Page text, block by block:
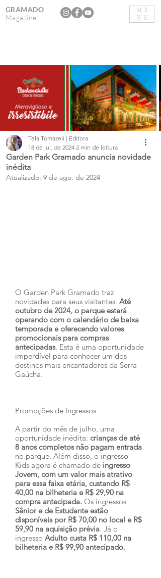
ME
NU
GRAMADO
Magazine
Garden Park Gramado anuncia novidade
inédita
Tela Tomazeli | Editora
18 de jul. de 2024 2 min de leitura
Atualizado: 9 de ago. de 2024
O Garden Park Gramado traz
novidades para seus visitantes. Até
outubro de 2024, o parque estará
operando com o calendário de baixa
temporada e oferecendo valores
promocionais para compras
antecipadas. Esta é uma oportunidade
imperdível para conhecer um dos
destinos mais encantadores da Serra
Gaúcha.
Promoções de Ingressos
A partir do mês de julho, uma
oportunidade inédita: crianças de até
8 anos completos não pagam entrada
no parque. Além disso, o ingresso
Kids agora é chamado de ingresso
Jovem, com um valor mais atrativo
para essa faixa etária, custando R$
40,00 na bilheteria e R$ 29,90 na
compra antecipada. Os ingressos
Sênior e de Estudante estão
disponíveis por R$ 70,00 no local e R$
59,90 na aquisição prévia. Já o
ingresso Adulto custa R$ 110,00 na
bilheteria e R$ 99,90 antecipado.